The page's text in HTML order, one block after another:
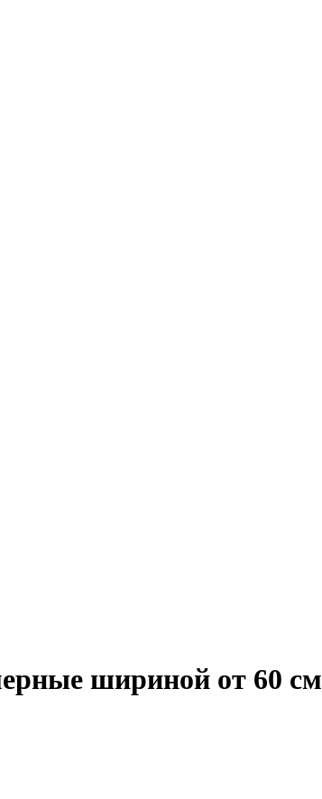
шириной от 60 см